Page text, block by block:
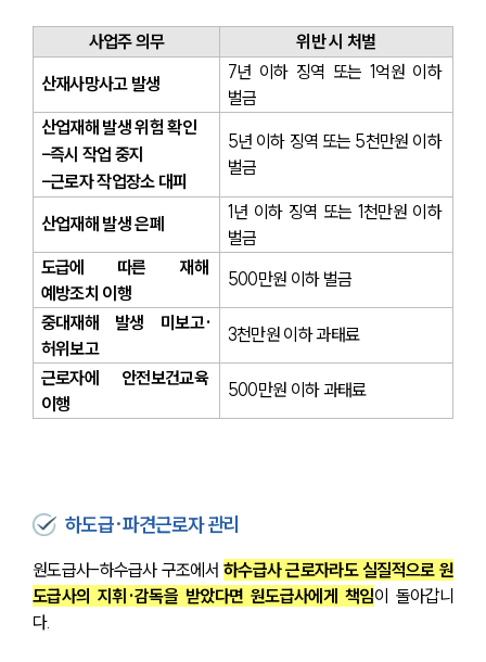
사업주 의무
위반 시 처벌
산재사망사고 발생
7년 이하 징역 또는 1억원 이하
벌금
산업재해 발생 위험 확인
-즉시 작업 중지
-근로자 작업장소 대피
5년 이하 징역 또는 5천만원 이하
벌금
산업재해 발생 은폐
1년 이하 징역 또는 1천만원 이하
벌금
도급에 따른 재해
예방조치 이행
500만원 이하 벌금
중대재해 발생 미보고·
허위보고
3천만원 이하 과태료
근로자에 안전보건교육
이행
500만원 이하 과태료
하도급·파견근로자 관리
원도급사-하수급사 구조에서 하수급사 근로자라도 실질적으로 원
도급사의 지휘·감독을 받았다면 원도급사에게 책임이 돌아갑니
다.